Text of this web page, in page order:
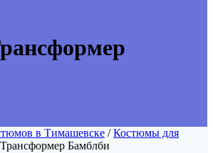
в Тимашевске /Костюмы для
Бамблби